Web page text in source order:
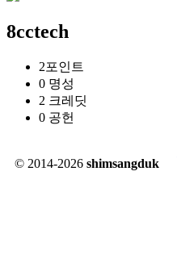
8cctech
2포인트
0 명성
2 크레딧
0 공헌
© 2014-2026 shimsangduk